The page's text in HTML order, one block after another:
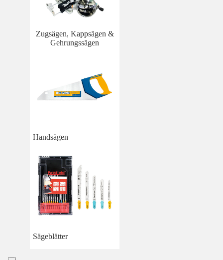
Zugsägen, Kappsägen &
Gehrungssägen
Handsägen
Sägeblätter